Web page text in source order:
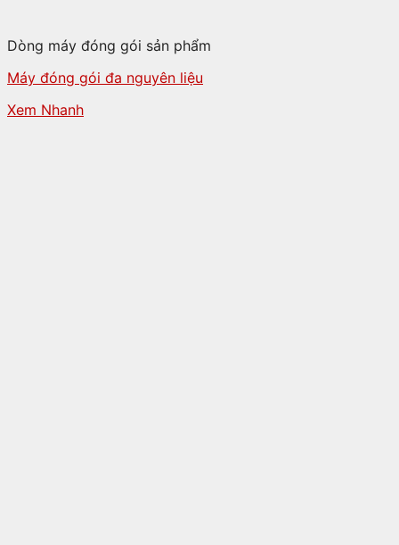
Dòng máy đóng gói sản phẩm
Máy đóng gói đa nguyên liệu
Xem Nhanh